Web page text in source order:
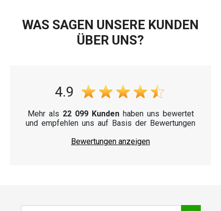
WAS SAGEN UNSERE KUNDEN
ÜBER UNS?
4.9
Mehr als 22 099 Kundenhaben uns bewertet
und empfehlen uns auf Basis der Bewertungen
Bewertungen anzeigen